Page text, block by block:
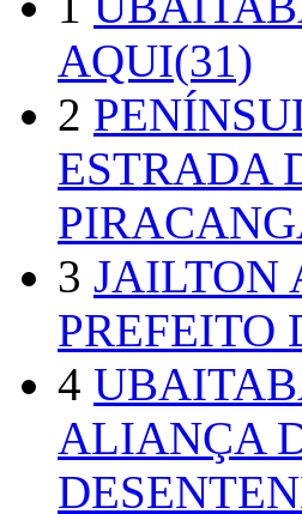
AQUI(31)
2
ESTRADA
3 JAILTON
PREFEITO
4
ALIANÇA